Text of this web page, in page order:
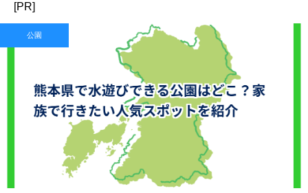
[PR]
公園